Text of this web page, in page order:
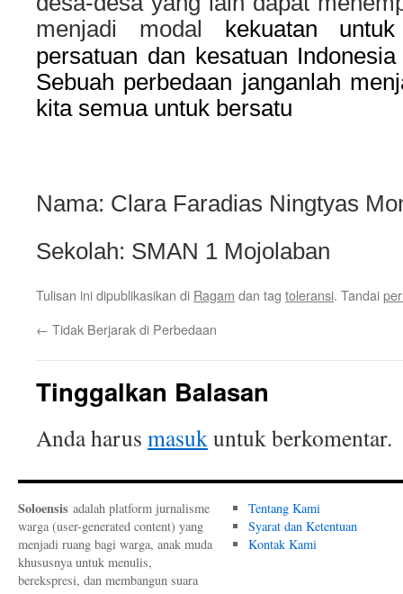
menjadi modal
kekuatan untuk
persatuan dan kesatuan
Sebuah perbedaan janganlah
kita semua untuk bersatu
Nama: Clara Faradias Ningtyas
Sekolah: SMAN 1 Mojolaban
Tulisan ini dipublikasikan di Ragam dan tag toleransi. Tandai
← Tidak Berjarak di Perbedaan
Tinggalkan Balasan
Anda harus masukuntuk berkomentar.
Soloensis adalah platform jurnalisme
warga (user-generated content) yang
menjadi ruang bagi warga, anak muda
khususnya untuk menulis,
berekspresi, dan membangun suara
Tentang Kami
Syarat dan Ketentuan
Kontak Kami